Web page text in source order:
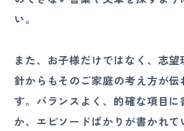
い。
また、お子様だけではなく、志望
針からもそのご家庭の考え方が伝
す。バランスよく、的確な項目に
か、エピソードばかりが書かれて